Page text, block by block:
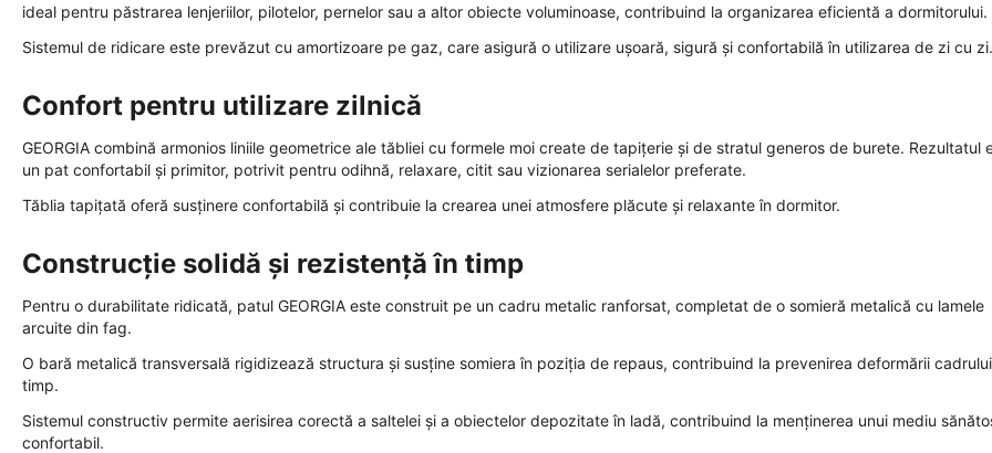
ideal pentru păstrarea lenjeriilor, pilotelor, pernelor sau a altor obiecte voluminoase, contribuind la organizarea eficientă a dormitorului.
Sistemul de ridicare este prevăzut cu amortizoare pe gaz, care asigură o utilizare ușoară, sigură și confortabilă în utilizarea de zi cu zi.
Confort pentru utilizare zilnică
GEORGIA combină armonios liniile geometrice ale tăbliei cu formele moi create de tapițerie și de stratul generos de burete. Rezultatul
un pat confortabil și primitor, potrivit pentru odihnă, relaxare, citit sau vizionarea serialelor preferate.
Tăblia tapițată oferă susținere confortabilă și contribuie la crearea unei atmosfere plăcute și relaxante în dormitor.
Construcție solidă și rezistență în timp
Pentru o durabilitate ridicată, patul GEORGIA este construit pe un cadru metalic ranforsat, completat de o somieră metalică cu lamele
arcuite din fag.
O bară metalică transversală rigidizează structura și susține somiera în poziția de repaus, contribuind la prevenirea deformării
timp.
Sistemul constructiv permite aerisirea corectă a saltelei și a obiectelor depozitate în ladă, contribuind la menținerea unui mediu
confortabil.